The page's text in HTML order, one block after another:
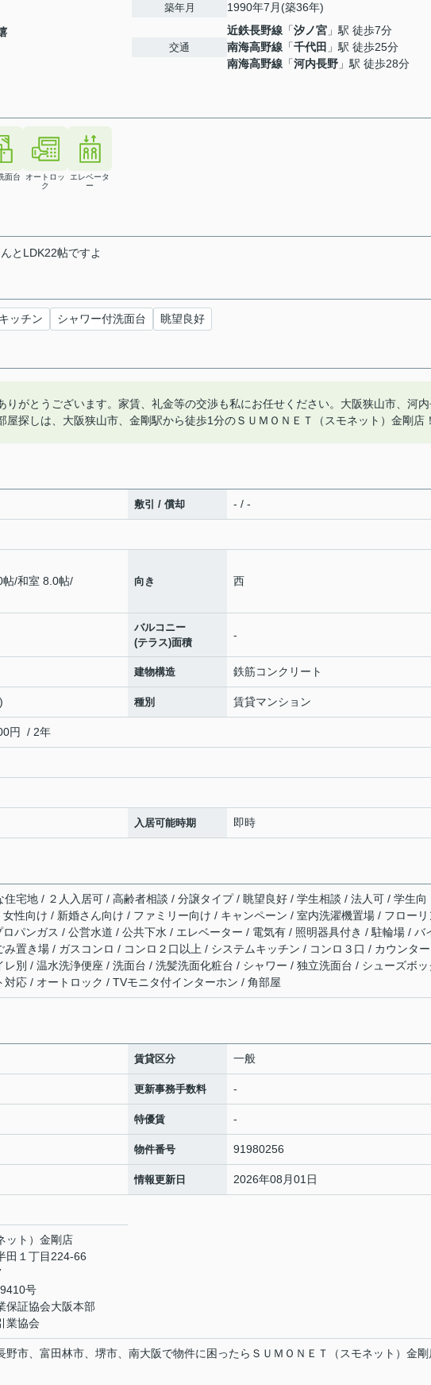
築年月 1990年7月(築36年)
交通
近鉄長野線 「汐ノ宮 」駅 徒歩7分
南海高野線 「千代田 」駅 徒歩25分
南海高野線 「河内長野 」駅 徒歩28分
面台
オートロッ
ク
エレベータ
ー
とLDK22帖ですよ
ッチン シャワー付洗面台 眺望良好
りがとうございます。家賃、礼金等の交渉も私にお任せください。大阪狭山市、河
屋探しは、大阪狭山市、金剛駅から徒歩1分のＳＵＭＯＮＥＴ（スモネット）金剛店
敷引 / 償却 - / -
帖/和室 8.0帖/
向き 西
バルコニー
(テラス)面積
-
建物構造 鉄筋コンクリート
種別 賃貸マンション
円 / 2年
入居可能時期 即時
住宅地 / ２人入居可 / 高齢者相談 / 分譲タイプ / 眺望良好 / 学生相談 / 法人可 / 学生向
性向け / 新婚さん向け / ファミリー向け / キャンペーン / 室内洗濯機置場 / フローリ
パンガス / 公営水道 / 公共下水 / エレベーター / 電気有 / 照明器具付き / 駐輪場 / バ
み置き場 / ガスコンロ / コンロ２口以上 / システムキッチン / コンロ３口 / カウンタ
レ別 / 温水洗浄便座 / 洗面台 / 洗髪洗面化粧台 / シャワー / 独立洗面台 / シューズボッ
対応 / オートロック / TVモニタ付インターホン / 角部屋
賃貸区分 一般
更新事務手数料 -
特優賃 -
物件番号 91980256
情報更新日 2026年08月01日
ット）金剛店
田１丁目224-66
号
保証協会大阪本部
業協会
野市、富田林市、堺市、南大阪で物件に困ったらＳＵＭＯＮＥＴ（スモネット）金剛